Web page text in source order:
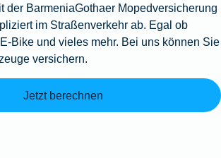
der Barmenia­Gothaer Mopedversicherung
im Straßenverkehr ab. Egal ob
Bike und vieles mehr. Bei uns können Sie
versichern.
Jetzt berechnen